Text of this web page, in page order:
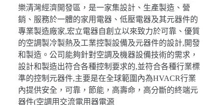
樂清灣經濟開發區，是一家集設計、生產製造、營
銷、服務於一體的家用電器、低壓電器及其元器件的
專業製造廠家,宏立電器自創立以來致力於可靠、優質
的空調製冷製熱及工業控製設備及元器件的設計,開發
和製造。公司能夠針對空調及機器設備技術的需求，
設計和製造出符合各種控制要求的,並符合各種行業標
準的控制元器件,主要是在全球範圍內為HVACR行業
內提供安全，可靠，節能，高壽命，高分斷的終端元
器件(空調用交流電用器電源